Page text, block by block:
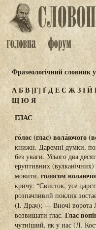
Фразеологічний словник
АБВ[Г] ҐДЕЄ ЖЗІЙ
ЩЮ Я
ГЛАС
го́лос (глас) вола́ючого
книжн. Даремні думки,
без уваги. Усього два
еруптивних (вулканічних)
мовити, голосом
кричу: “Свисток, усе
розпачливий поклик
(І. Драч); — Вночі ворота
возвишати глас. Глас
чутніший, як у нас (Л.